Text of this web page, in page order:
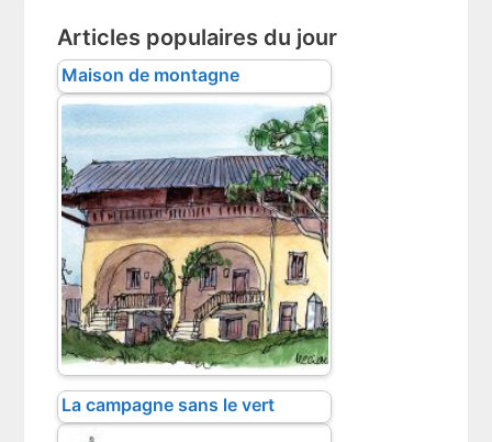
Articles populaires du jour
Maison de montagne
La campagne sans le vert